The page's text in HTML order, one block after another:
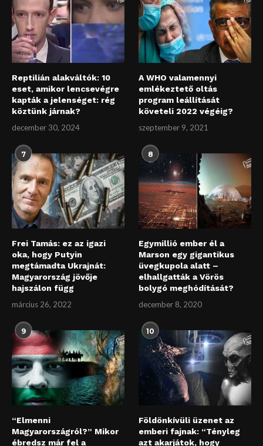
Reptilián alakváltók: 10
eset, amikor lencsevégre
kapták a jelenséget: rég
köztünk járnak?
december 30, 2024
A WHO valamennyi
emlékeztető oltás
program leállítását
követeli 2022 végéig?
szeptember 9, 2021
7
Frei Tamás: ez az igazi
oka, hogy Putyin
megtámadta Ukrajnát:
Magyarország jövője
hajszálon függ
március 26, 2022
8
Egymillió ember él a
Marson egy gigantikus
üvegkupola alatt –
elhallgatták a Vörös
bolygó meghódítását?
december 8, 2020
9
“Elmenni
Magyarországról?” Mikor
ébredsz már fel a
10
Földönkívüli üzenet az
emberi fajnak: “Tényleg
azt akarjátok, hogy